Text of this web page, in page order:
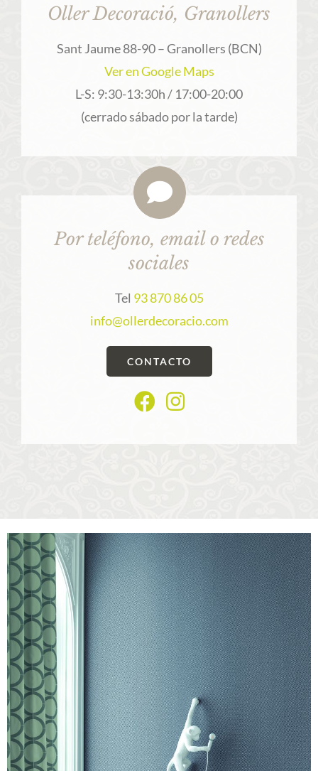
Oller Decoració, Granollers
Sant Jaume 88-90 – Granollers (BCN)
Ver en Google Maps
L-S: 9:30-13:30h / 17:00-20:00
(cerrado sábado por la tarde)
Por teléfono, email o redes
sociales
Tel 93 870 86 05
info@ollerdecoracio.com
CONTACTO